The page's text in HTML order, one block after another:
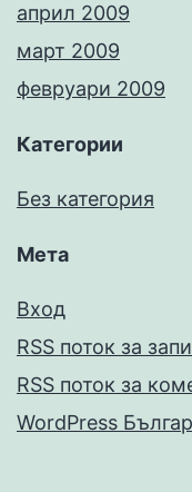
април 2009
март 2009
февруари 2009
Категории
Без категория
Мета
Вход
RSS поток за
RSS поток за
WordPress